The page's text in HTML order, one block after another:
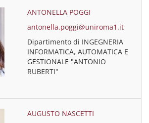
ANTONELLA POGGI
antonella.poggi@uniroma1.it
Dipartimento di INGEGNERIA
INFORMATICA, AUTOMATICA E
GESTIONALE "ANTONIO
RUBERTI"
AUGUSTO NASCETTI